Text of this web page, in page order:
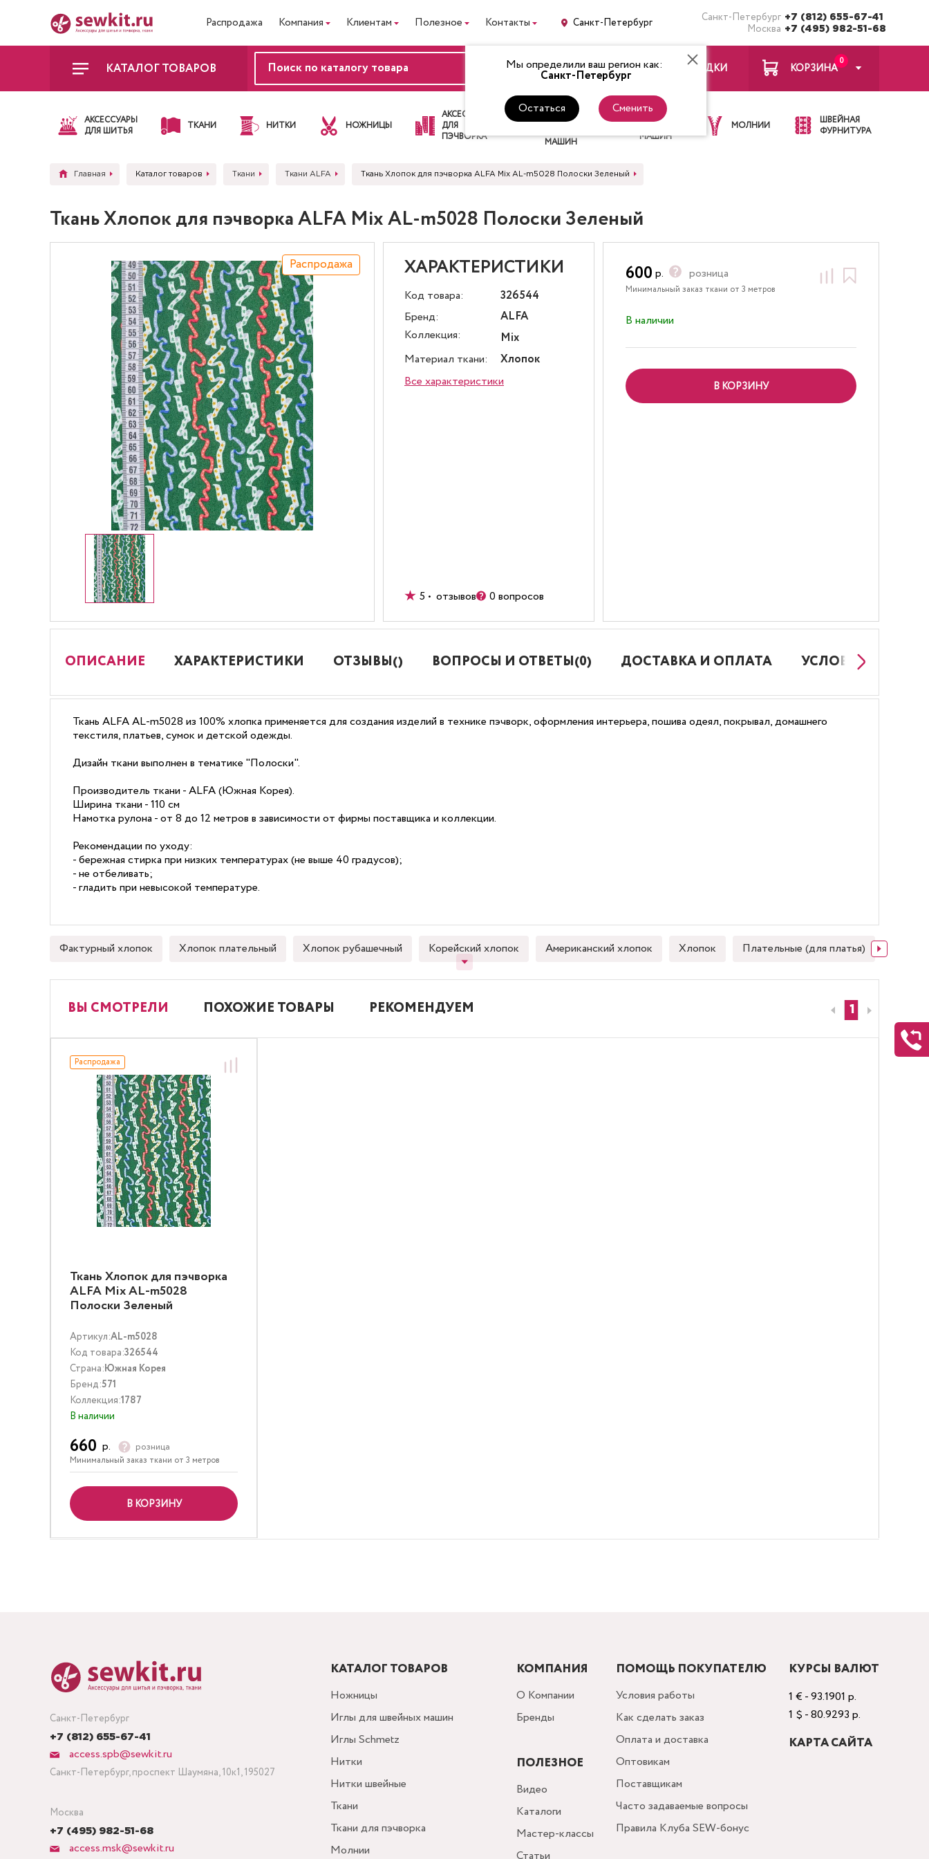
Распродажа Компания Клиентам Полезное Контакты Санкт-Петербург Санкт-Петербург +7 (812) 655-67-41
Москва +7 (495) 982-51-68
Мы определили ваш регион как:
Санкт-Петербург
Остаться Сменить
КАТАЛОГ ТОВАРОВ ВХОД ЗАКЛАДКИ
0
КОРЗИНА
АКСЕССУАРЫ
ДЛЯ ШИТЬЯ
ТКАНИ НИТКИ НОЖНИЦЫ
АКСЕССУАРЫ
ДЛЯ
ПЭЧВОРКА
ЛАПКИ
ДЛЯ
МАШИН
ИГЛЫ ДЛЯ
ШВЕЙНЫХ
МАШИН
МОЛНИИ
ШВЕЙНАЯ
ФУРНИТУРА
Главная Каталог товаров Ткани Ткани ALFA Ткань Хлопок для пэчворка ALFA Mix AL-m5028 Полоски Зеленый
Ткань Хлопок для пэчворка ALFA Mix AL-m5028 Полоски Зеленый
Распродажа ХАРАКТЕРИСТИКИ
Код товара:
326544
Бренд:
ALFA
Коллекция:
Mix
Материал ткани:
Хлопок
Все характеристики
5 • отзывов 0 вопросов
600 р. розница
Минимальный заказ ткани от 3 метров
В наличии
В КОРЗИНУ
ОПИСАНИЕ ХАРАКТЕРИСТИКИ ОТЗЫВЫ() ВОПРОСЫ И ОТВЕТЫ(0) ДОСТАВКА И ОПЛАТА УСЛОВИЯ РАБОТЫ
Ткань ALFA AL-m5028 из 100% хлопка применяется для создания изделий в технике пэчворк, оформления интерьера, пошива одеял, покрывал, домашнего
текстиля, платьев, сумок и детской одежды.
Дизайн ткани выполнен в тематике "Полоски".
Производитель ткани - ALFA (Южная Корея).
Ширина ткани - 110 см
Намотка рулона - от 8 до 12 метров в зависимости от фирмы поставщика и коллекции.
Рекомендации по уходу:
- бережная стирка при низких температурах (не выше 40 градусов);
- не отбеливать;
- гладить при невысокой температуре.
Фактурный хлопок Хлопок плательный Хлопок рубашечный Корейский хлопок Американский хлопок Хлопок Плательные (для платья)
ВЫ СМОТРЕЛИ ПОХОЖИЕ ТОВАРЫ РЕКОМЕНДУЕМ
Распродажа
Ткань Хлопок для пэчворка
ALFA Mix AL-m5028
Полоски Зеленый
Артикул:AL-m5028
Код товара:326544
Страна:Южная Корея
Бренд:571
Коллекция:1787
В наличии
660 р. розница
Минимальный заказ ткани от 3 метров
В КОРЗИНУ
1
Санкт-Петербург
+7 (812) 655-67-41
access.spb@sewkit.ru
Санкт-Петербург, проспект Шаумяна, 10к1, 195027
Москва
+7 (495) 982-51-68
access.msk@sewkit.ru
КАТАЛОГ ТОВАРОВ
Ножницы
Иглы для швейных машин
Иглы Schmetz
Нитки
Нитки швейные
Ткани
Ткани для пэчворка
Молнии
КОМПАНИЯ
О Компании
Бренды
ПОЛЕЗНОЕ
Видео
Каталоги
Мастер-классы
ПОМОЩЬ ПОКУПАТЕЛЮ
Условия работы
Как сделать заказ
Оплата и доставка
Оптовикам
Поставщикам
Часто задаваемые вопросы
Правила Клуба SEW-бонус
КУРСЫ ВАЛЮТ
1 € - 93.1901 р.
1 $ - 80.9293 р.
КАРТА САЙТА